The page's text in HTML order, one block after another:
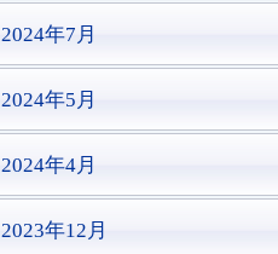
2024年7月
2024年5月
2024年4月
2023年12月